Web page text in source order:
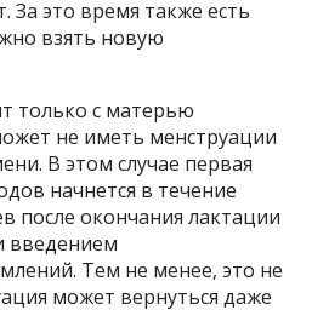
За это время также есть
взять новую
только с матерью
не иметь менструации
В этом случае первая
начнется в течение
после окончания лактации
введением
Тем не менее, это не
может вернуться даже